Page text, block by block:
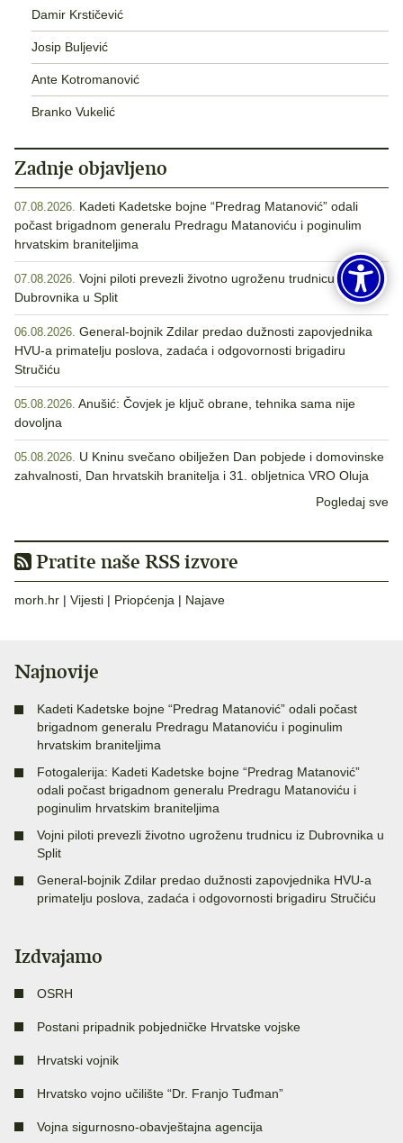
Damir Krstičević
Josip Buljević
Ante Kotromanović
Branko Vukelić
Zadnje objavljeno
07.08.2026.
Kadeti Kadetske bojne “Predrag Matanović” odali
počast brigadnom generalu Predragu Matanoviću i poginulim
hrvatskim braniteljima
07.08.2026. Vojni piloti prevezli životno ugroženu trudnicu iz
Dubrovnika u Split
06.08.2026. General-bojnik Zdilar predao dužnosti zapovjednika
HVU-a primatelju poslova, zadaća i odgovornosti brigadiru
Stručiću
05.08.2026. Anušić: Čovjek je ključ obrane, tehnika sama nije
dovoljna
05.08.2026.
U Kninu svečano obilježen Dan pobjede i domovinske
zahvalnosti, Dan hrvatskih branitelja i 31. obljetnica VRO Oluja
Pogledaj sve
Pratite naše RSS izvore
morh.hr | Vijesti | Priopćenja | Najave
Najnovije
Kadeti Kadetske bojne “Predrag Matanović” odali počast
brigadnom generalu Predragu Matanoviću i poginulim
hrvatskim braniteljima
Fotogalerija: Kadeti Kadetske bojne “Predrag Matanović”
odali počast brigadnom generalu Predragu Matanoviću i
poginulim hrvatskim braniteljima
Vojni piloti prevezli životno ugroženu trudnicu iz Dubrovnika u
Split
General-bojnik Zdilar predao dužnosti zapovjednika HVU-a
primatelju poslova, zadaća i odgovornosti brigadiru Stručiću
Izdvajamo
OSRH
Postani pripadnik pobjedničke Hrvatske vojske
Hrvatski vojnik
Hrvatsko vojno učilište “Dr. Franjo Tuđman”
Vojna sigurnosno-obavještajna agencija